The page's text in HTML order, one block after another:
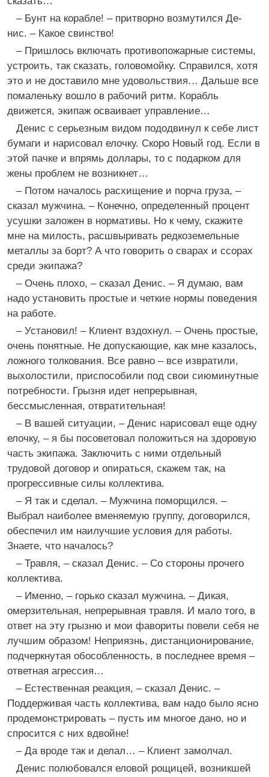
– Бунт на корабле! – притворно возмутился Де­
нис. – Какое свинство!
– Пришлось включать противопожарные системы,
устроить, так сказать, головомойку. Справился, хотя
это и не доставило мне удовольствия… Дальше все
помаленьку вошло в рабочий ритм. Корабль
движется, экипаж осваивает управление…
Денис с серьезным видом пододвинул к себе лист
бумаги и нарисовал елочку. Скоро Новый год. Если в
этой пачке и впрямь доллары, то с подарком для
жены проблем не возникнет…
– Потом началось расхищение и порча груза, –
сказал мужчина. – Конечно, определенный процент
усушки заложен в нормативы. Но к чему, скажите
мне на милость, расшвыривать редкоземельные
металлы за борт? А что говорить о сварах и ссорах
среди экипажа?
– Очень плохо, – сказал Денис. – Я думаю, вам
надо установить простые и четкие нормы поведения
на работе.
– Установил! – Клиент вздохнул. – Очень простые,
очень понятные. Не допускающие, как мне казалось,
ложного толкования. Все равно – все извратили,
выхолостили, приспособили под свои сиюминутные
потребности. Грызня идет непрерывная,
бессмысленная, отвратительная!
– В вашей ситуации, – Денис нарисовал еще одну
елочку, – я бы посоветовал положиться на здоровую
часть экипажа. Заключить с ними отдельный
трудовой договор и опираться, скажем так, на
прогрессивные силы коллектива.
– Я так и сделал. – Мужчина поморщился. –
Выбрал наиболее вменяемую группу, договорился,
обеспечил им наилучшие условия для работы.
Знаете, что началось?
– Травля, – сказал Денис. – Со стороны прочего
коллектива.
– Именно, – горько сказал мужчина. – Дикая,
омерзительная, непрерывная травля. И мало того, в
ответ на эту грызню и мои фавориты повели себя не
лучшим образом! Неприязнь, дистанционирование,
подчеркнутая обособленность, в последнее время –
ответная агрессия…
– Естественная реакция, – сказал Денис. –
Поддерживая часть коллектива, вам надо было ясно
продемонстрировать – пусть им многое дано, но и
спросится с них вдвойне!
– Да вроде так и делал… – Клиент замолчал.
Денис полюбовался еловой рощицей, возникшей